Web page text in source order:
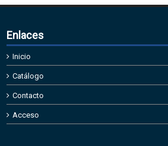
Enlaces
Inicio
Catálogo
Contacto
Acceso